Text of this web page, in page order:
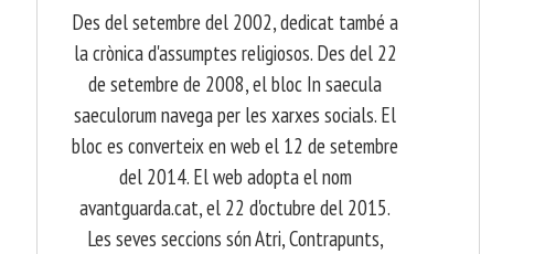
​ Des del setembre del 2002, dedicat també a
la crònica d'assumptes religiosos. Des del 22
de setembre de 2008, el bloc In saecula
saeculorum navega per les xarxes socials. El
bloc es converteix en web el 12 de setembre
del 2014. El web adopta el nom
avantguarda.cat, el 22 d'octubre del 2015.
Les seves seccions són Atri, Contrapunts,